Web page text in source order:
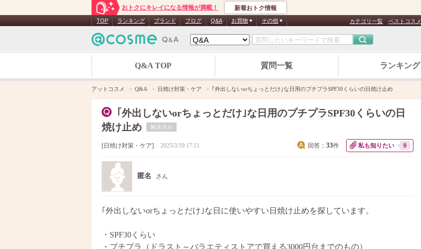
おトクにキレイになる情報が満載！ 新着おトク情報
TOP ランキング ブランド ブログ Q&A お買物 その他 カテゴリ一覧 ベストコスメ
Q&A TOP 質問一覧 ランキング
アットコスメ Q&A 日焼け対策・ケア ｢外出しないorちょっとだけ｣な日用のプチプラSPF30くらいの日焼け止め
｢外出しないorちょっとだけ｣な日用のプチプラSPF30くらいの日
焼け止め
解決済み
日焼け対策・ケア 2025/3/19 17:11 回答： 33件 私も知りたい 0
匿名 さん
｢外出しないorちょっとだけ｣な日に使いやすい日焼け止めを探しています。
・SPF30くらい
・プチプラ（ドラスト～バラエティストアで買える3000円台までのもの）